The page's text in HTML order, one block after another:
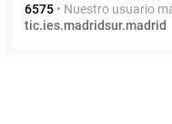
6575 • Nuestro usuario
tic.ies.madridsur.madrid